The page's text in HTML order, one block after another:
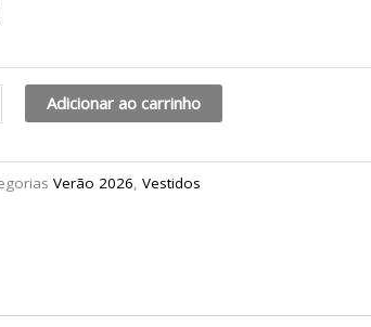
Adicionar ao carrinho
Verão 2026, Vestidos